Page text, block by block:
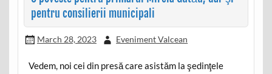
pentru consilierii municipali
March 28, 2023 Eveniment Valcean
Vedem, noi cei din presă care asistăm la şedinţele